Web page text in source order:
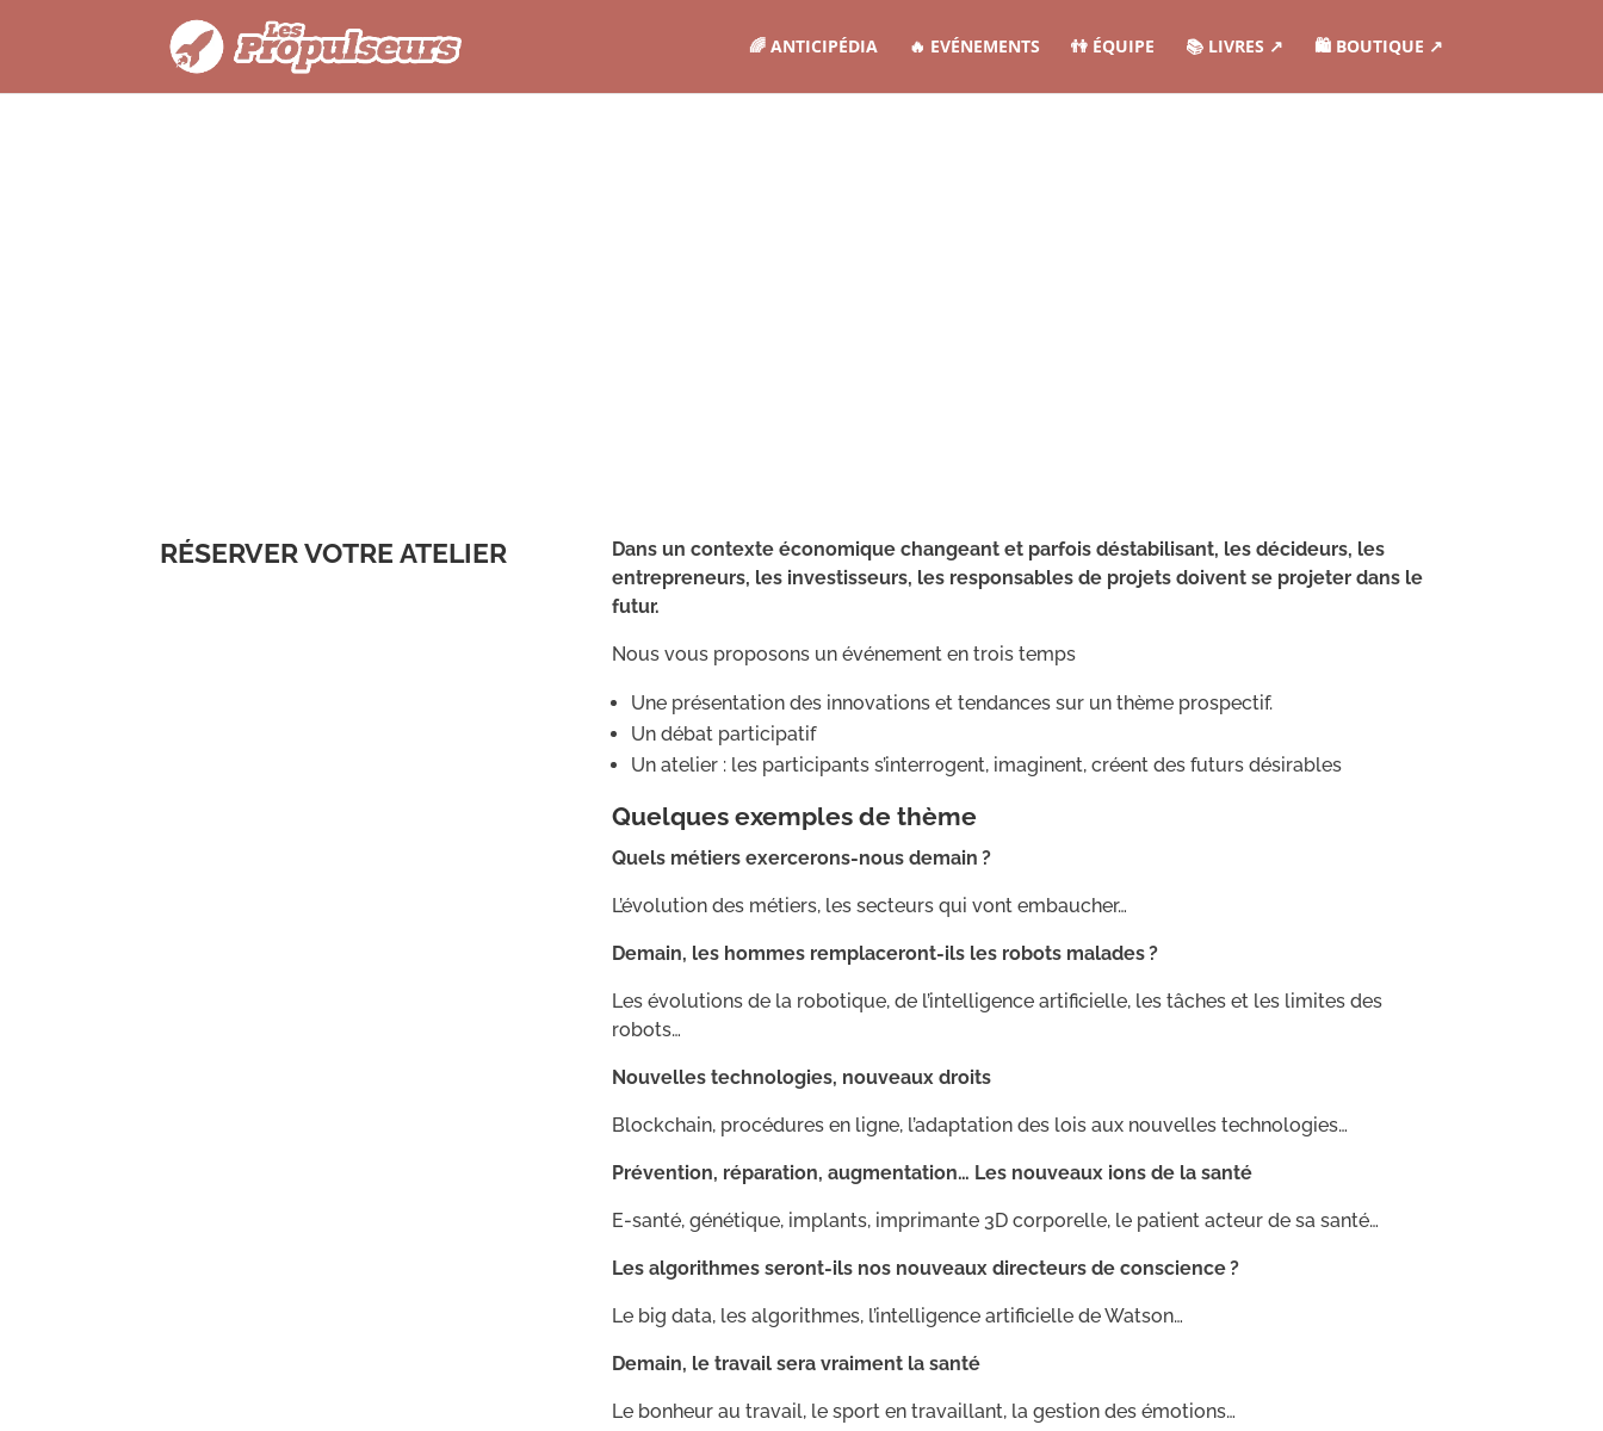
🌈 ANTICIPÉDIA 🔥 EVÉNEMENTS 👫 ÉQUIPE 📚 LIVRES ↗︎ 🛍️ BOUTIQUE ↗︎
RÉSERVER VOTRE ATELIER
Dans un contexte économique changeant et parfois déstabilisant, les décideurs, les
entrepreneurs, les investisseurs, les responsables de projets doivent se projeter dans le
futur.
Nous vous proposons un événement en trois temps
Une présentation des innovations et tendances sur un thème prospectif.
Un débat participatif
Un atelier : les participants s’interrogent, imaginent, créent des futurs désirables
Quelques exemples de thème
Quels métiers exercerons-nous demain ?
L’évolution des métiers, les secteurs qui vont embaucher…
Demain, les hommes remplaceront-ils les robots malades ?
Les évolutions de la robotique, de l’intelligence artificielle, les tâches et les limites des
robots…
Nouvelles technologies, nouveaux droits
Blockchain, procédures en ligne, l’adaptation des lois aux nouvelles technologies…
Prévention, réparation, augmentation… Les nouveaux ions de la santé
E-santé, génétique, implants, imprimante 3D corporelle, le patient acteur de sa santé…
Les algorithmes seront-ils nos nouveaux directeurs de conscience ?
Le big data, les algorithmes, l’intelligence artificielle de Watson…
Demain, le travail sera vraiment la santé
Le bonheur au travail, le sport en travaillant, la gestion des émotions…